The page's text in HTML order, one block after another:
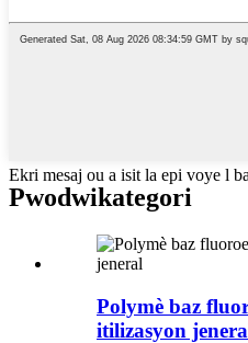
Ekri mesaj ou a isit la epi voye l
Pwodwikategori
Polymè baz
itilizasyon